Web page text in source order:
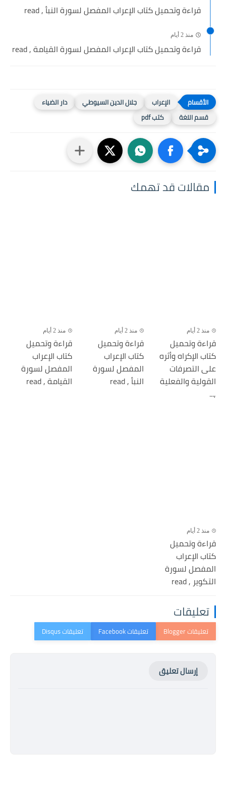
قراءة وتحميل كتاب الإعراب المفصل لسورة النبأ , read
منذ 2 أيام
قراءة وتحميل كتاب الإعراب المفصل لسورة القيامة , read
الإعراب جلال الدين السيوطي
دار الضياء
قسم اللغة
كتب pdf
مقالات قد تهمك
منذ 2 أيام
قراءة وتحميل
كتاب الإكراه وأثره
على التصرفات
القولية والفعلية
,...
منذ 2 أيام
قراءة وتحميل
كتاب الإعراب
المفصل لسورة
النبأ , read
منذ 2 أيام
قراءة وتحميل
كتاب الإعراب
المفصل لسورة
القيامة , read
منذ 2 أيام
قراءة وتحميل
كتاب الإعراب
المفصل لسورة
التكوير , read
تعليقات
إرسال تعليق